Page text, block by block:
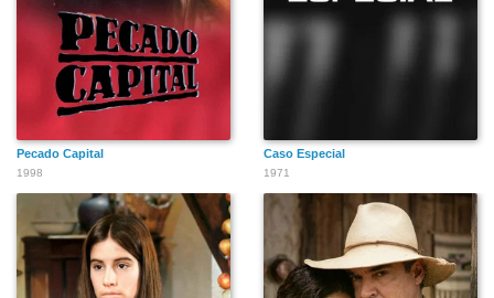
Pecado Capital
1998
Caso Especial
1971